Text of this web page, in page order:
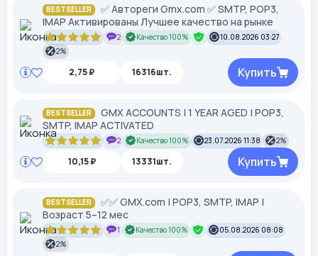
BESTSELLER
✅ Автореги Gmx.com ✅ SMTP, POP3,
IMAP Активированы Лучшее качество на рынке
2 Качество 100%
10.08.2026 03:27
2%
2,75 ₽ 16316шт. Купить
BESTSELLER
GMX ACCOUNTS | 1 YEAR AGED | POP3,
SMTP, IMAP ACTIVATED
2 Качество 100% 23.07.2026 11:38 2%
10,15 ₽ 13331шт. Купить
BESTSELLER
✅✅ GMX.com | POP3, SMTP, IMAP |
Возраст 5–12 мес
1 Качество 100%
05.08.2026 08:08
2%